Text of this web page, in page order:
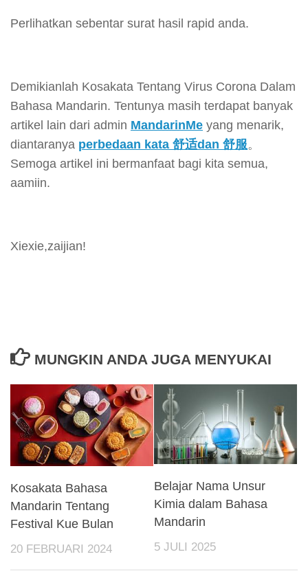
Perlihatkan sebentar surat hasil rapid anda.
Demikianlah Kosakata Tentang Virus Corona Dalam
Bahasa Mandarin. Tentunya masih terdapat banyak
artikel lain dari admin MandarinMe yang menarik,
diantaranya perbedaan kata 舒适dan 舒服。
Semoga artikel ini bermanfaat bagi kita semua,
aamiin.
Xiexie,zaijian!
MUNGKIN ANDA JUGA MENYUKAI
Kosakata Bahasa
Mandarin Tentang
Festival Kue Bulan
20 FEBRUARI 2024
Belajar Nama Unsur
Kimia dalam Bahasa
Mandarin
5 JULI 2025